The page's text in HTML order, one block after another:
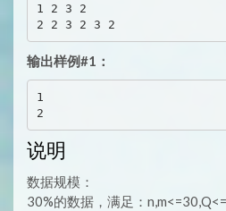
1 2 3 2
输出样例#1：
1
说明
数据规模：
30%的数据，满足：